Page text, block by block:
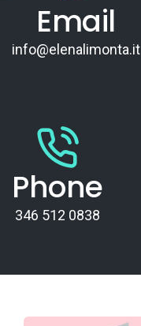
Email
info@elenalimonta.it
Phone
346 512 0838